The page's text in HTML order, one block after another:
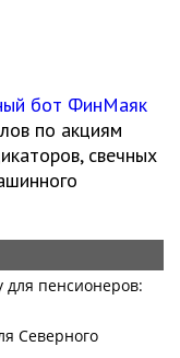
бот ФинМаяк
по акциям
свечных